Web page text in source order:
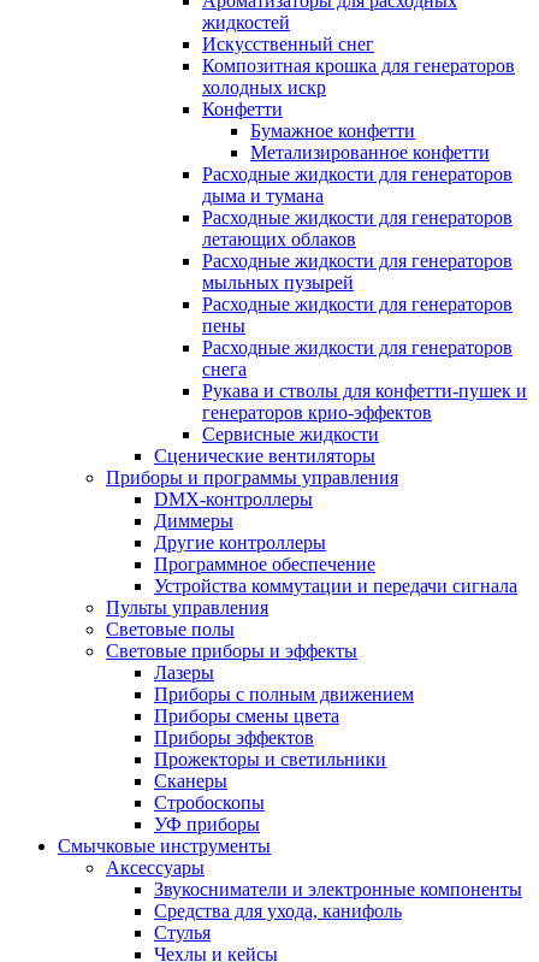
жидкостей
Искусственный снег
Композитная крошка для генераторов
холодных искр
Конфетти
Бумажное конфетти
Метализированное конфетти
Расходные жидкости для генераторов
дыма и тумана
Расходные жидкости для генераторов
летающих облаков
Расходные жидкости для генераторов
мыльных пузырей
Расходные жидкости для генераторов
пены
Расходные жидкости для генераторов
снега
Рукава и стволы для конфетти-пушек и
генераторов крио-эффектов
Сервисные жидкости
Сценические вентиляторы
Приборы и программы управления
DMX-контроллеры
Диммеры
Другие контроллеры
Программное обеспечение
Устройства коммутации и передачи сигнала
Пульты управления
Световые полы
Световые приборы и эффекты
Лазеры
Приборы с полным движением
Приборы смены цвета
Приборы эффектов
Прожекторы и светильники
Сканеры
Стробоскопы
УФ приборы
Смычковые инструменты
Аксессуары
Звукосниматели и электронные компоненты
Средства для ухода, канифоль
Стулья
Чехлы и кейсы